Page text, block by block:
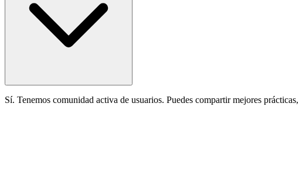
Sí. Tenemos comunidad activa de usuarios. Puedes compartir mejores